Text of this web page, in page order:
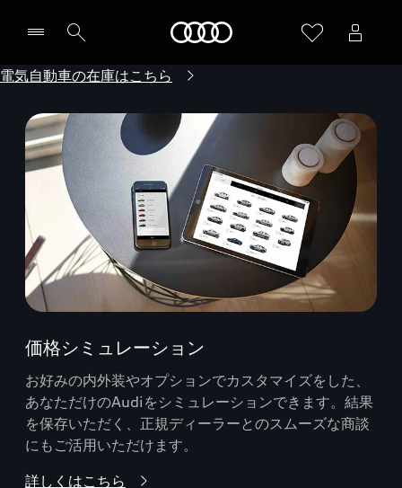
電気自動車の在庫はこちら
価格シミュレーション
お好みの内外装やオプションでカスタマイズをした、
あなただけのAudiをシミュレーションできます。結果
を保存いただく、正規ディーラーとのスムーズな商談
にもご活用いただけます。
詳しくはこちら